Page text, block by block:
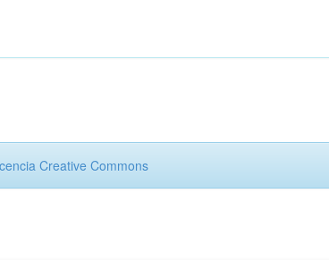
Creative Commons